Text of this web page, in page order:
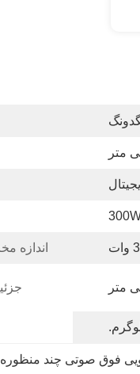
اندازه
فوق صوتی چند منظوره